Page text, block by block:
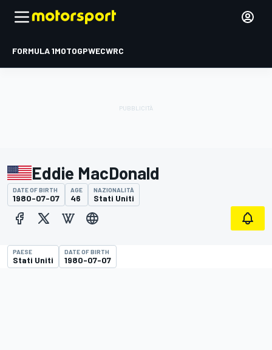
FORMULA 1MOTOGPWECWRC
Eddie MacDonald
DATE OF BIRTH
1980-07-07
AGE
46
NAZIONALITÀ
Stati Uniti
PAESE
Stati Uniti
DATE OF BIRTH
1980-07-07